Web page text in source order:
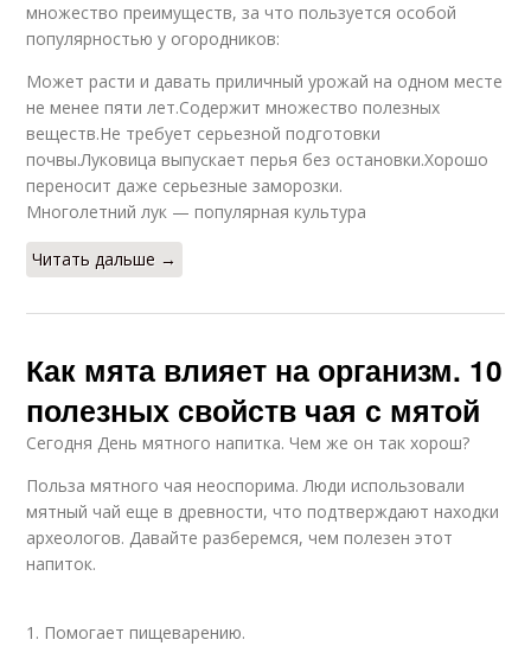
множество преимуществ, за что пользуется особой
популярностью у огородников:
Может расти и давать приличный урожай на одном месте
не менее пяти лет.Содержит множество полезных
веществ.Не требует серьезной подготовки
почвы.Луковица выпускает перья без остановки.Хорошо
переносит даже серьезные заморозки.
Многолетний лук — популярная культура
Читать дальше →
Как мята влияет на организм. 10
полезных свойств чая с мятой
Сегодня День мятного напитка. Чем же он так хорош?
Польза мятного чая неоспорима. Люди использовали
мятный чай еще в древности, что подтверждают находки
археологов. Давайте разберемся, чем полезен этот
напиток.
1. Помогает пищеварению.